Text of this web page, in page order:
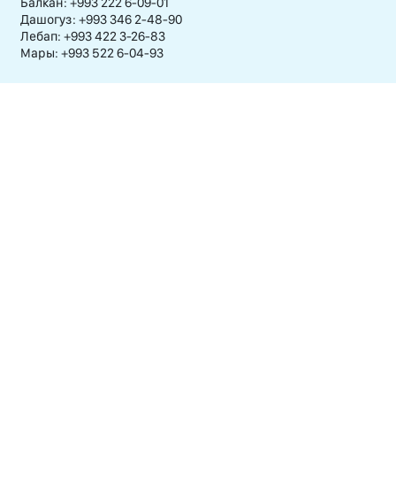
Дашогуз: +993 346 2-48-90
Лебап: +993 422 3-26-83
Мары: +993 522 6-04-93